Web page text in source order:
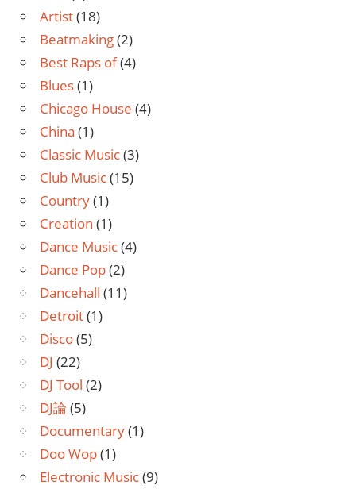
Artist(18)
Beatmaking(2)
Best Raps of(4)
Blues(1)
Chicago House (4)
China (1)
Classic Music(3)
Club Music(15)
Country(1)
Creation (1)
Dance Music(4)
Dance Pop(2)
Dancehall (11)
Detroit(1)
Disco(5)
DJ (22)
DJ Tool (2)
DJ論 (5)
Documentary(1)
Doo Wop(1)
Electronic Music(9)